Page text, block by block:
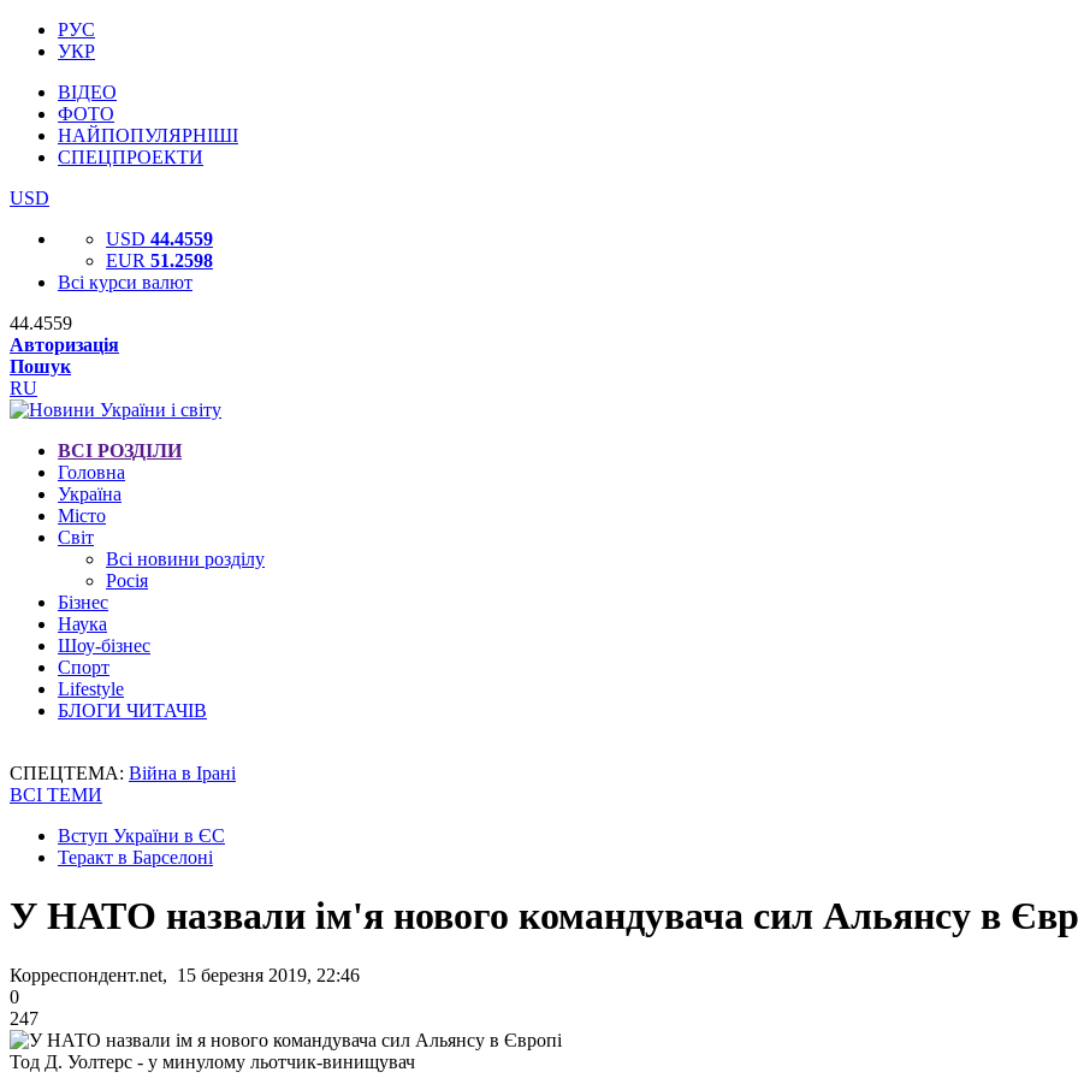
РУС
УКР
ВІДЕО
ФОТО
НАЙПОПУЛЯРНІШІ
СПЕЦПРОЕКТИ
USD
USD 44.4559
EUR 51.2598
Всі курси валют
44.4559
Авторизація
Пошук
RU
ВСІ РОЗДІЛИ
Головна
Україна
Місто
Світ
Всі новини розділу
Росія
Бізнес
Наука
Шоу-бізнес
Спорт
Lifestyle
БЛОГИ ЧИТАЧІВ
СПЕЦТЕМА: Війна в Ірані
ВСІ ТЕМИ
Вступ України в ЄС
Теракт в Барселоні
У НАТО назвали ім'я нового командувача сил Альянсу в
Корреспондент.net, 15 березня 2019, 22:46
0
247
Тод Д. Уолтерс - у минулому льотчик-винищувач